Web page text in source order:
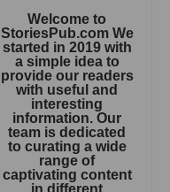
Welcome to
StoriesPub.com We
started in 2019 with
a simple idea to
provide our readers
with useful and
interesting
information. Our
team is dedicated
to curating a wide
range of
captivating content
in different